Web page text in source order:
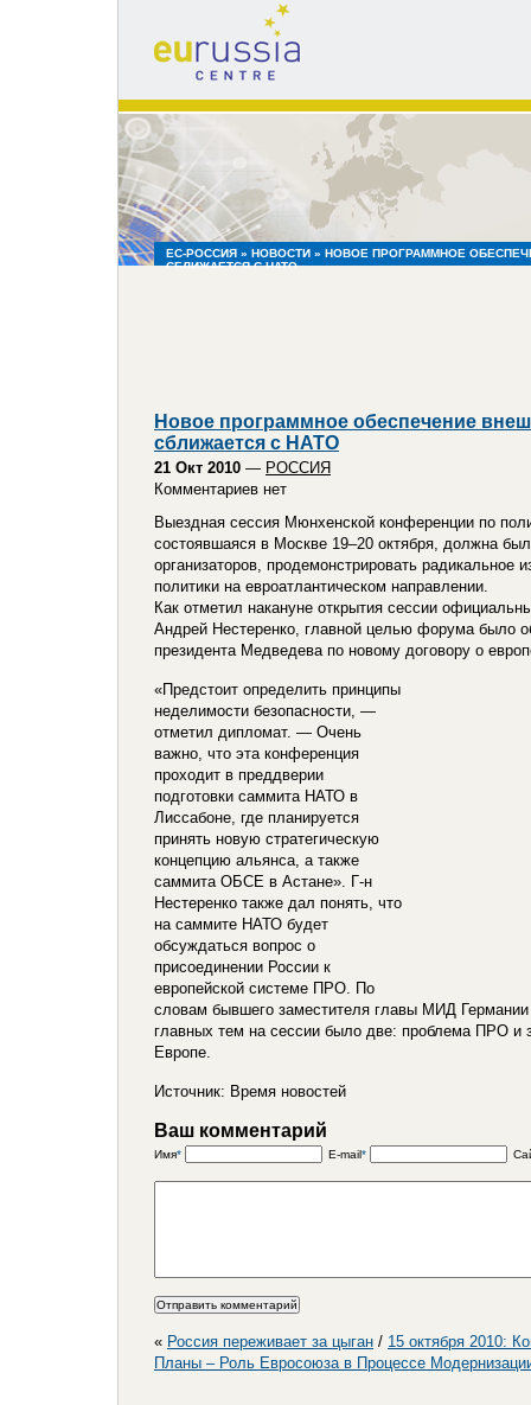
eurussia
centre
ЕС-РОССИЯ » НОВОСТИ » НОВОЕ ПРОГРАММНОЕ
СБЛИЖАЕТСЯ С НАТО
Новое программное обеспечение
сближается с НАТО
21 Окт 2010 — РОССИЯ
Комментариев нет
Выездная сессия Мюнхенской конференции по
состоявшаяся в Москве 19–20 октября, должна
организаторов, продемонстрировать радикальное
политики на евроатлантическом направлении.
Как отметил накануне открытия сессии
Андрей Нестеренко, главной целью форума было
президента Медведева по новому договору о
«Предстоит определить принципы
неделимости безопасности, —
отметил дипломат. — Очень
важно, что эта конференция
проходит в преддверии
подготовки саммита НАТО в
Лиссабоне, где планируется
принять новую стратегическую
концепцию альянса, а также
саммита ОБСЕ в Астане». Г-н
Нестеренко также дал понять, что
на саммите НАТО будет
обсуждаться вопрос о
присоединении России к
европейской системе ПРО. По
словам бывшего заместителя главы МИД
главных тем на сессии было две: проблема ПРО и
Европе.
Источник: Время новостей
Ваш комментарий
Имя* E-mail*
« Россия переживает за цыган / 15 октября 2010:
Планы – Роль Евросоюза в Процессе